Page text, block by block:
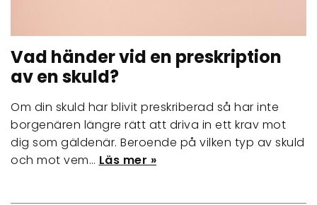
Vad händer vid en preskription
av en skuld?
Om din skuld har blivit preskriberad så har inte
borgenären längre rätt att driva in ett krav mot
dig som gäldenär. Beroende på vilken typ av skuld
och mot vem… Läs mer »